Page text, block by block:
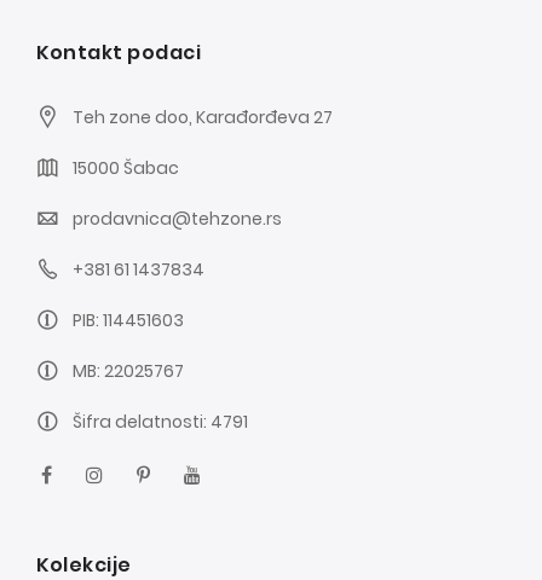
Kontakt podaci
Teh zone doo, Karađorđeva 27
15000 Šabac
prodavnica@tehzone.rs
+381 61 1437834
PIB: 114451603
MB: 22025767
Šifra delatnosti: 4791
Kolekcije